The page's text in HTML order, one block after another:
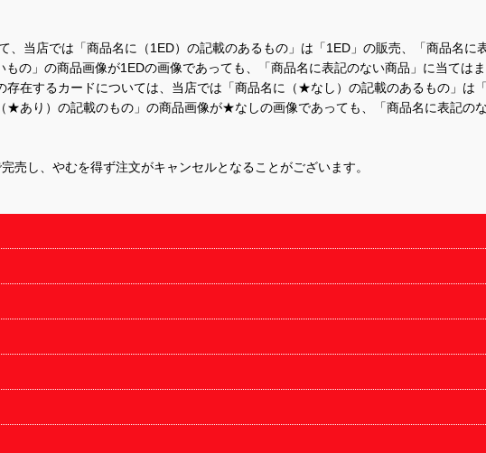
当店では「商品名に（1ED）の記載のあるもの」は「1ED」の販売、「商品名
の」の商品画像が1EDの画像であっても、「商品名に表記のない商品」に当ては
在するカードについては、当店では「商品名に（★なし）の記載のあるもの」
あり）の記載のもの」の商品画像が★なしの画像であっても、「商品名に表記の
売し、やむを得ず注文がキャンセルとなることがございます。